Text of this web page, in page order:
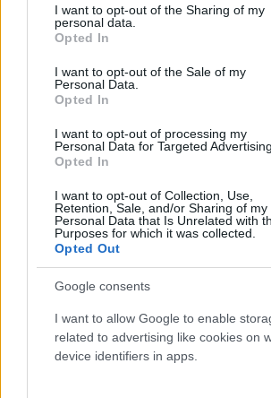
not limited to your visit or usage behaviour.
grant or deny consent to Google and its
use your data for below specified purposes
consent section.
I want to opt-out of the Sharing of my
personal data.
Opted In
I want to opt-out of the Sale of my
Personal Data.
Opted In
I want to opt-out of processing my
Personal Data for Targeted Advertising.
Opted In
I want to opt-out of Collection, Use,
Retention, Sale, and/or Sharing of my
Personal Data that Is Unrelated with
Purposes for which it was collected.
Opted Out
Google consents
I want to allow Google to enable
related to advertising like cookies on
device identifiers in apps.
α) έχουν συσταθεί και
ρυθμίσεις του ν. 4423/2016,
Συνεταιριστικών Οργανώσεων και
(«ΜΗ.ΔΑ.Σ.Ο.») και δεν έχουν
προσωρινά και
γ) δεν συμμετέχουν σε άλλο
Τα φυσικά ή νομικά πρόσωπα,
ΔΑΣΕ, που συμμετέχουν στα
πληρούν τις ακόλουθες
α) έχουν ως κύριο αντικείμενο
μεταποίηση ξυλείας και προϊόντων